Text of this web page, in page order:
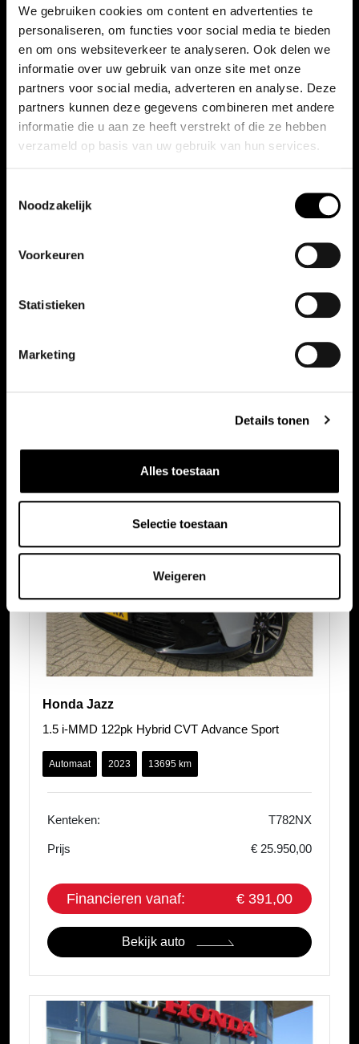
We gebruiken cookies om content en advertenties te
personaliseren, om functies voor social media te bieden
en om ons websiteverkeer te analyseren. Ook delen we
informatie over uw gebruik van onze site met onze
partners voor social media, adverteren en analyse. Deze
partners kunnen deze gegevens combineren met andere
informatie die u aan ze heeft verstrekt of die ze hebben
verzameld op basis van uw gebruik van hun services.
Noodzakelijk
Voorkeuren
Statistieken
Marketing
Details tonen
Alles toestaan
Selectie toestaan
Weigeren
Vergelijkbare auto's
Honda Jazz
1.5 i-MMD 122pk Hybrid CVT Advance Sport
Automaat 2023 13695 km
Kenteken: T782NX
Prijs € 25.950,00
Financieren vanaf: € 391,00
Bekijk auto